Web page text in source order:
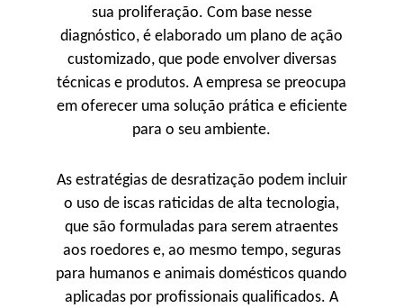
sua proliferação. Com base nesse
diagnóstico, é elaborado um plano de ação
customizado, que pode envolver diversas
técnicas e produtos. A empresa se preocupa
em oferecer uma solução prática e eficiente
para o seu ambiente.
As estratégias de desratização podem incluir
o uso de iscas raticidas de alta tecnologia,
que são formuladas para serem atraentes
aos roedores e, ao mesmo tempo, seguras
para humanos e animais domésticos quando
aplicadas por profissionais qualificados. A